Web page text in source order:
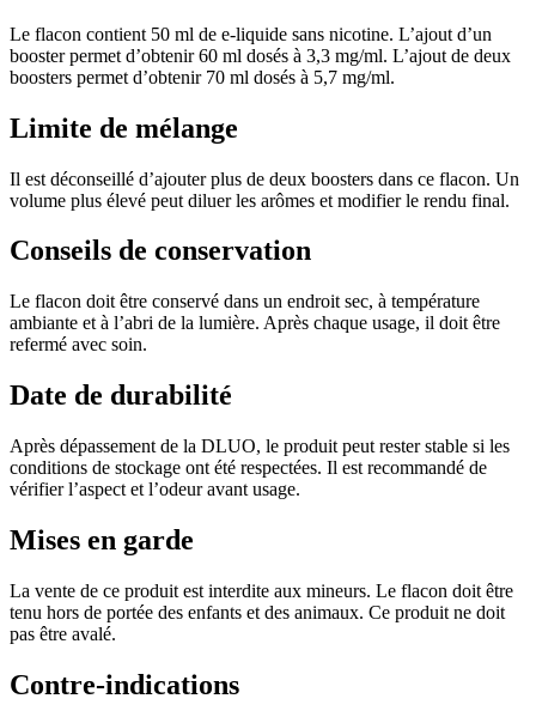
Le flacon contient 50 ml de e-liquide sans nicotine. L’ajout d’un
booster permet d’obtenir 60 ml dosés à 3,3 mg/ml. L’ajout de deux
boosters permet d’obtenir 70 ml dosés à 5,7 mg/ml.
Limite de mélange
Il est déconseillé d’ajouter plus de deux boosters dans ce flacon. Un
volume plus élevé peut diluer les arômes et modifier le rendu final.
Conseils de conservation
Le flacon doit être conservé dans un endroit sec, à température
ambiante et à l’abri de la lumière. Après chaque usage, il doit être
refermé avec soin.
Date de durabilité
Après dépassement de la DLUO, le produit peut rester stable si les
conditions de stockage ont été respectées. Il est recommandé de
vérifier l’aspect et l’odeur avant usage.
Mises en garde
La vente de ce produit est interdite aux mineurs. Le flacon doit être
tenu hors de portée des enfants et des animaux. Ce produit ne doit
pas être avalé.
Contre-indications